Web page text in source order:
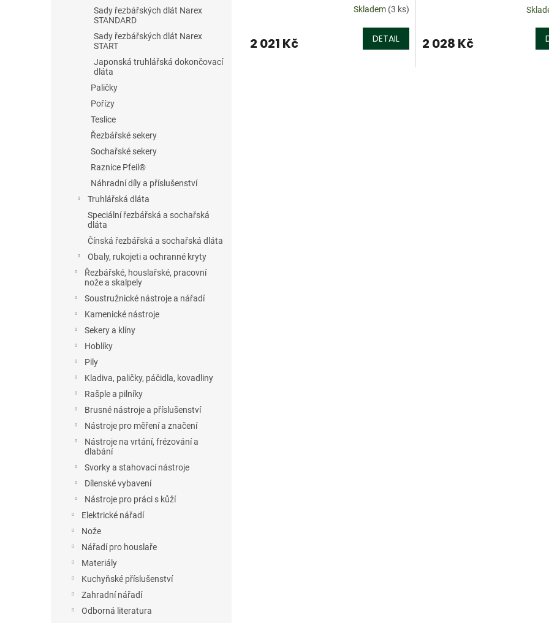
Sady řezbářských dlát Narex
STANDARD
Sady řezbářských dlát Narex
START
Japonská truhlářská dokončovací
dláta
Paličky
Pořízy
Teslice
Řezbářské sekery
Sochařské sekery
Raznice Pfeil®
Náhradní díly a příslušenství
Truhlářská dláta
Speciální řezbářská a sochařská
dláta
Čínská řezbářská a sochařská dláta
Obaly, rukojeti a ochranné kryty
Řezbářské, houslařské, pracovní
nože a skalpely
Soustružnické nástroje a nářadí
Kamenické nástroje
Sekery a klíny
Hoblíky
Pily
Kladiva, paličky, páčidla, kovadliny
Rašple a pilníky
Brusné nástroje a příslušenství
Nástroje pro měření a značení
Nástroje na vrtání, frézování a
dlabání
Svorky a stahovací nástroje
Dílenské vybavení
Nástroje pro práci s kůží
Elektrické nářadí
Nože
Nářadí pro houslaře
Materiály
Kuchyňské příslušenství
Zahradní nářadí
Odborná literatura
Skladem (3 ks)
2 021 Kč DETAIL 2 028 Kč